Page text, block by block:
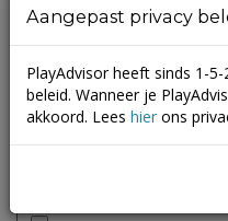
Aangepast privacy
PlayAdvisor heeft sinds 1-
beleid. Wanneer je
akkoord. Lees hier ons